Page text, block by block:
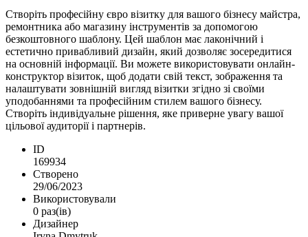
Створіть професійну євро візитку для вашого бізнесу майстра,
ремонтника або магазину інструментів за допомогою
безкоштовного шаблону. Цей шаблон має лаконічний і
естетично привабливий дизайн, який дозволяє зосередитися
на основній інформації. Ви можете використовувати онлайн-
конструктор візиток, щоб додати свій текст, зображення та
налаштувати зовнішній вигляд візитки згідно зі своїми
уподобаннями та професійним стилем вашого бізнесу.
Створіть індивідуальне рішення, яке приверне увагу вашої
цільової аудиторії і партнерів.
ID
169934
Створено
29/06/2023
Використовували
0 раз(ів)
Дизайнер